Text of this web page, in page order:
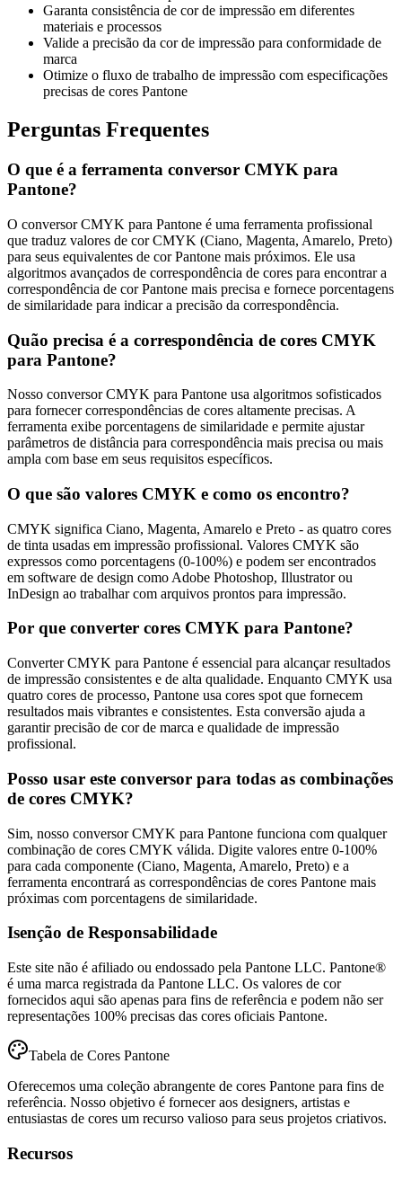
Garanta consistência de cor de impressão em diferentes
materiais e processos
Valide a precisão da cor de impressão para conformidade de
marca
Otimize o fluxo de trabalho de impressão com especificações
precisas de cores Pantone
Perguntas Frequentes
O que é a ferramenta conversor CMYK para
Pantone?
O conversor CMYK para Pantone é uma ferramenta profissional
que traduz valores de cor CMYK (Ciano, Magenta, Amarelo, Preto)
para seus equivalentes de cor Pantone mais próximos. Ele usa
algoritmos avançados de correspondência de cores para encontrar a
correspondência de cor Pantone mais precisa e fornece porcentagens
de similaridade para indicar a precisão da correspondência.
Quão precisa é a correspondência de cores CMYK
para Pantone?
Nosso conversor CMYK para Pantone usa algoritmos sofisticados
para fornecer correspondências de cores altamente precisas. A
ferramenta exibe porcentagens de similaridade e permite ajustar
parâmetros de distância para correspondência mais precisa ou mais
ampla com base em seus requisitos específicos.
O que são valores CMYK e como os encontro?
CMYK significa Ciano, Magenta, Amarelo e Preto - as quatro cores
de tinta usadas em impressão profissional. Valores CMYK são
expressos como porcentagens (0-100%) e podem ser encontrados
em software de design como Adobe Photoshop, Illustrator ou
InDesign ao trabalhar com arquivos prontos para impressão.
Por que converter cores CMYK para Pantone?
Converter CMYK para Pantone é essencial para alcançar resultados
de impressão consistentes e de alta qualidade. Enquanto CMYK usa
quatro cores de processo, Pantone usa cores spot que fornecem
resultados mais vibrantes e consistentes. Esta conversão ajuda a
garantir precisão de cor de marca e qualidade de impressão
profissional.
Posso usar este conversor para todas as combinações
de cores CMYK?
Sim, nosso conversor CMYK para Pantone funciona com qualquer
combinação de cores CMYK válida. Digite valores entre 0-100%
para cada componente (Ciano, Magenta, Amarelo, Preto) e a
ferramenta encontrará as correspondências de cores Pantone mais
próximas com porcentagens de similaridade.
Isenção de Responsabilidade
Este site não é afiliado ou endossado pela Pantone LLC. Pantone®
é uma marca registrada da Pantone LLC. Os valores de cor
fornecidos aqui são apenas para fins de referência e podem não ser
representações 100% precisas das cores oficiais Pantone.
Tabela de Cores Pantone
Oferecemos uma coleção abrangente de cores Pantone para fins de
referência. Nosso objetivo é fornecer aos designers, artistas e
entusiastas de cores um recurso valioso para seus projetos criativos.
Recursos